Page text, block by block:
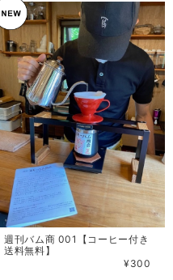
週刊バム商 001【コーヒー付き
送料無料】
¥300